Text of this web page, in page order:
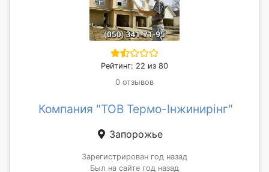
Рейтинг: 22 из 80
0 отзывов
Компания "ТОВ Термо-Інжинирінг"
Запорожье
Зарегистрирован год назад
Был на сайте год назад